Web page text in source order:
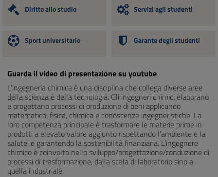
Diritto allo studio Servizi agli studenti
Sport universitario Garante degli studenti
Guarda il video di presentazione su youtube
L'ingegneria chimica è una disciplina che collega diverse aree
della scienza e della tecnologia. Gli ingegneri chimici elaborano
e progettano processi di produzione di beni applicando
matematica, fisica, chimica e conoscenze ingegneristiche. La
loro competenza principale è trasformare le materie prime in
prodotti a elevato valore aggiunto rispettando l'ambiente e la
salute, e garantendo la sostenibilità finanziaria. L’ingegnere
chimico è coinvolto nello sviluppo/progettazione/conduzione di
processi di trasformazione, dalla scala di laboratorio sino a
quella industriale.